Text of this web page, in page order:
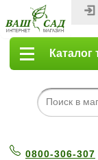
Каталог
0800-306-307